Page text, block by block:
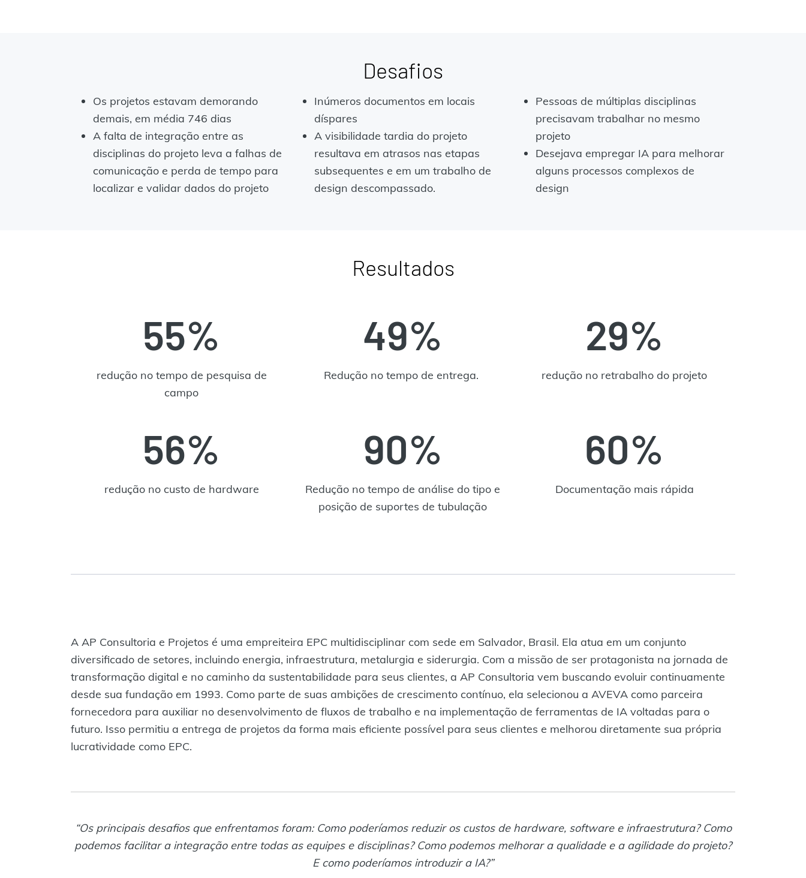
Desafios
Os projetos estavam demorando
demais, em média 746 dias
A falta de integração entre as
disciplinas do projeto leva a falhas de
comunicação e perda de tempo para
localizar e validar dados do projeto
Inúmeros documentos em locais
díspares
A visibilidade tardia do projeto
resultava em atrasos nas etapas
subsequentes e em um trabalho de
design descompassado.
Pessoas de múltiplas disciplinas
precisavam trabalhar no mesmo
projeto
Desejava empregar IA para melhorar
alguns processos complexos de
design
Resultados
55%
redução no tempo de pesquisa de
campo
49%
Redução no tempo de entrega.
29%
redução no retrabalho do projeto
56%
redução no custo de hardware
90%
Redução no tempo de análise do tipo e
posição de suportes de tubulação
60%
Documentação mais rápida
A AP Consultoria e Projetos é uma empreiteira EPC multidisciplinar com sede em Salvador, Brasil. Ela atua em um conjunto
diversificado de setores, incluindo energia, infraestrutura, metalurgia e siderurgia. Com a missão de ser protagonista na jornada de
transformação digital e no caminho da sustentabilidade para seus clientes, a AP Consultoria vem buscando evoluir continuamente
desde sua fundação em 1993. Como parte de suas ambições de crescimento contínuo, ela selecionou a AVEVA como parceira
fornecedora para auxiliar no desenvolvimento de fluxos de trabalho e na implementação de ferramentas de IA voltadas para o
futuro. Isso permitiu a entrega de projetos da forma mais eficiente possível para seus clientes e melhorou diretamente sua própria
lucratividade como EPC.
“Os principais desafios que enfrentamos foram: Como poderíamos reduzir os custos de hardware, software e infraestrutura? Como
podemos facilitar a integração entre todas as equipes e disciplinas? Como podemos melhorar a qualidade e a agilidade do projeto?
E como poderíamos introduzir a IA?”